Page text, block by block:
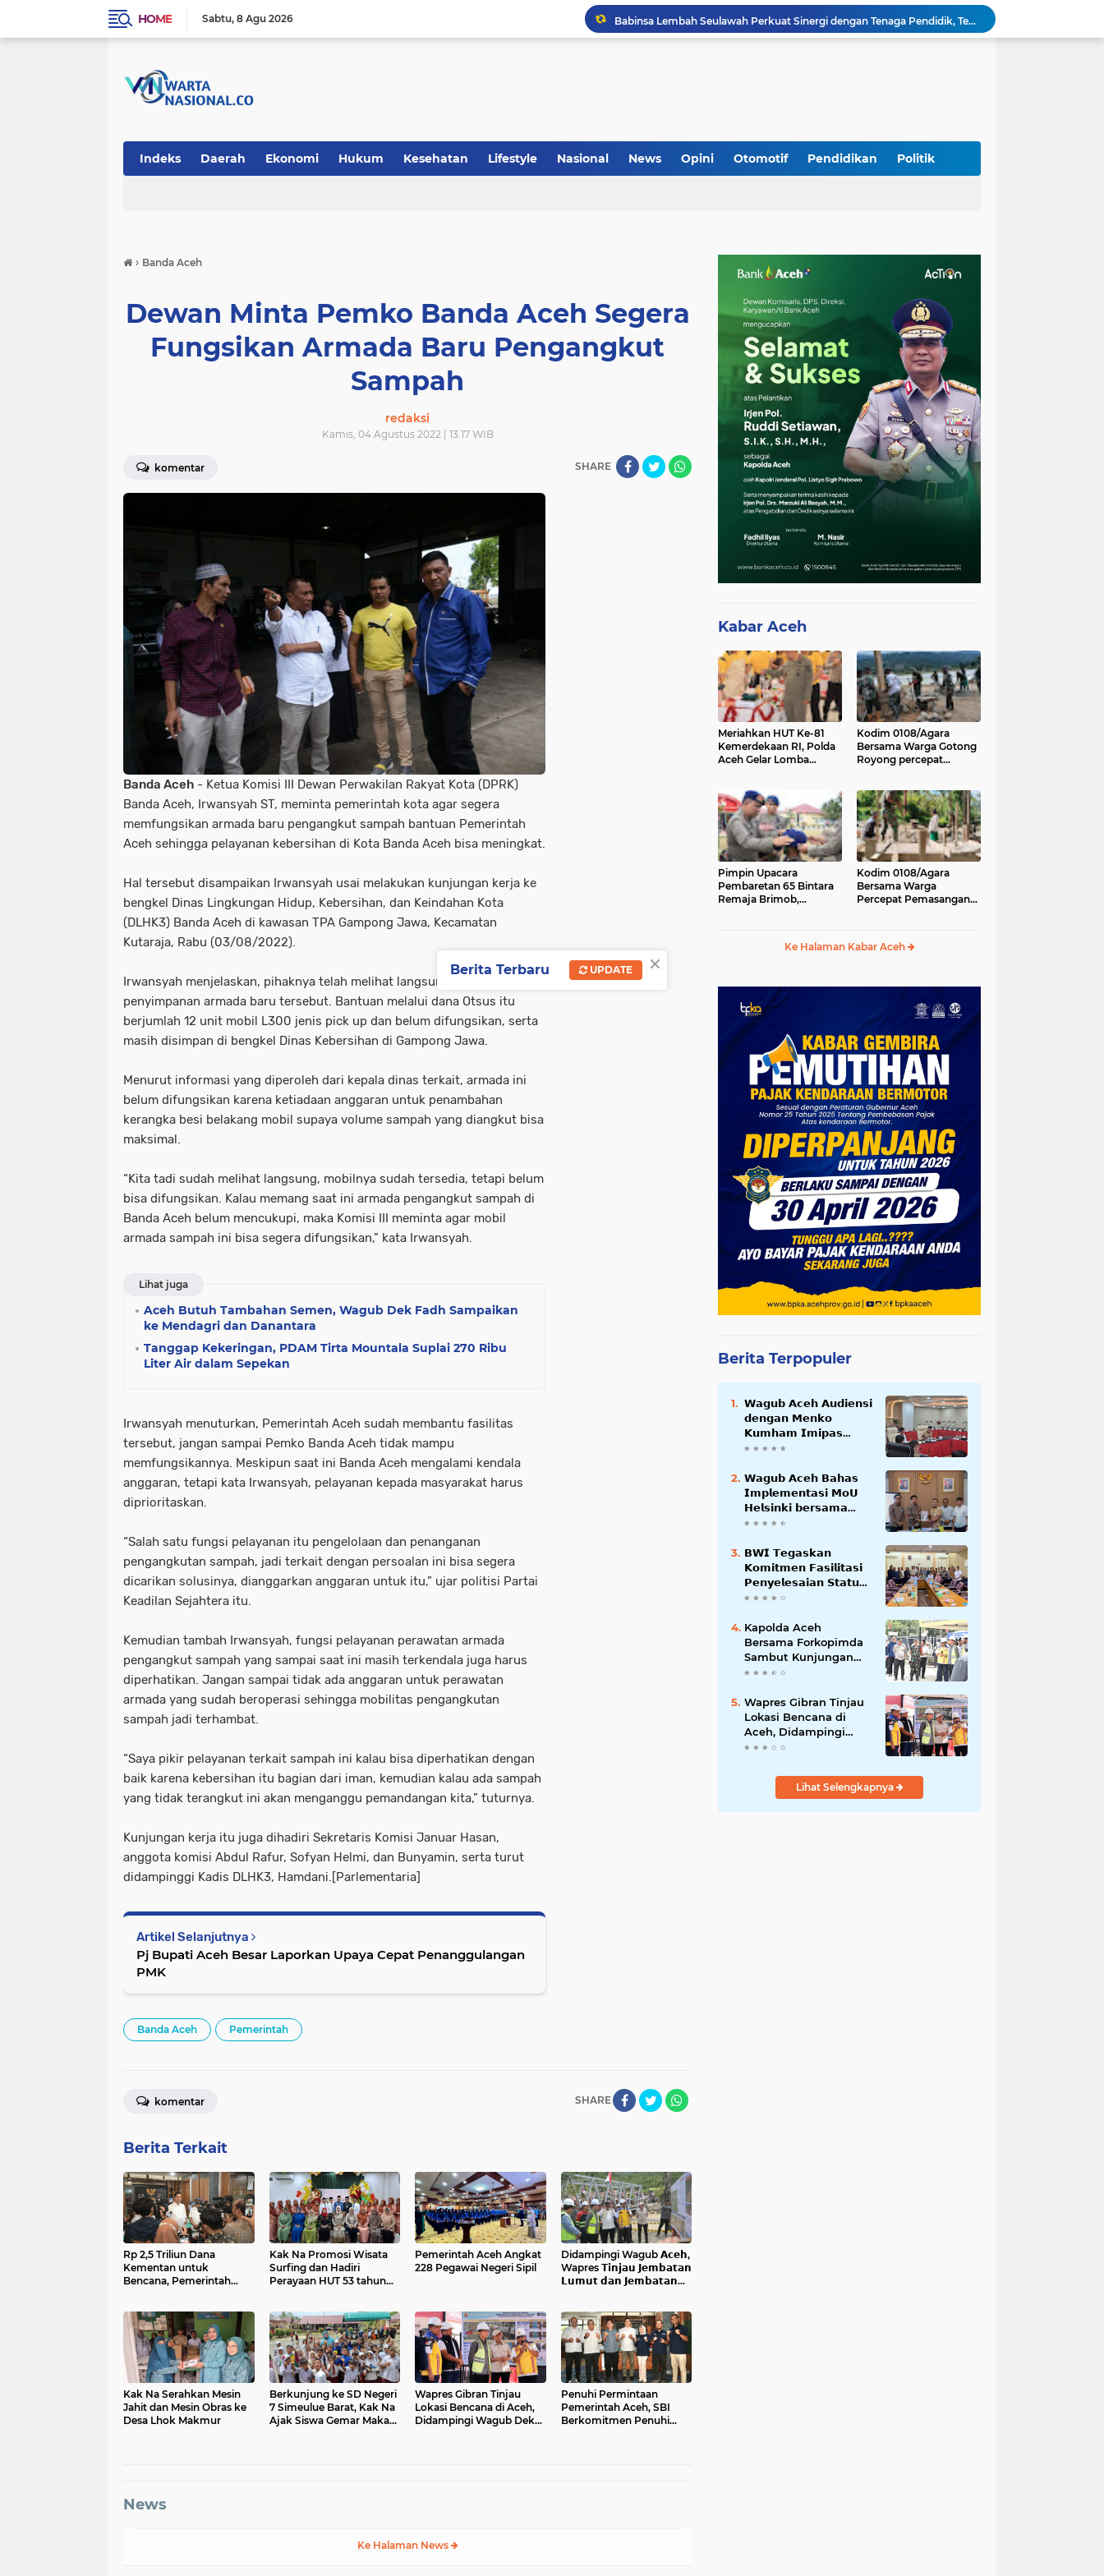
HOME Sabtu 8 Agu 2026
Perkuat Kamtibmas, Babinsa Kuta Cot Glie Aktif Komsos Ajak Warga Jaga Ketertiban Desa
Meriahkan HUT Ke-81 Kemerdekaan RI, Polda Aceh Gelar Lomba Memasak Nasi Goreng dan Aneka Minuman
Indeks Daerah Ekonomi Hukum Kesehatan Lifestyle Nasional News Opini Otomotif Pendidikan Politik
› Banda Aceh
Dewan Minta Pemko Banda Aceh Segera
Fungsikan Armada Baru Pengangkut
Sampah
redaksi
Kamis, 04 Agustus 2022 | 13.17 WIB
komentar SHARE
Banda Aceh - Ketua Komisi III Dewan Perwakilan Rakyat Kota (DPRK)
Banda Aceh, Irwansyah ST, meminta pemerintah kota agar segera
memfungsikan armada baru pengangkut sampah bantuan Pemerintah
Aceh sehingga pelayanan kebersihan di Kota Banda Aceh bisa meningkat.
Hal tersebut disampaikan Irwansyah usai melakukan kunjungan kerja ke
bengkel Dinas Lingkungan Hidup, Kebersihan, dan Keindahan Kota
(DLHK3) Banda Aceh di kawasan TPA Gampong Jawa, Kecamatan
Kutaraja, Rabu (03/08/2022).
Irwansyah menjelaskan, pihaknya telah melihat langsung tempat
penyimpanan armada baru tersebut. Bantuan melalui dana Otsus itu
berjumlah 12 unit mobil L300 jenis pick up dan belum difungsikan, serta
masih disimpan di bengkel Dinas Kebersihan di Gampong Jawa.
Menurut informasi yang diperoleh dari kepala dinas terkait, armada ini
belum difungsikan karena ketiadaan anggaran untuk penambahan
kerangka besi belakang mobil supaya volume sampah yang diangkut bisa
maksimal.
“Kita tadi sudah melihat langsung, mobilnya sudah tersedia, tetapi belum
bisa difungsikan. Kalau memang saat ini armada pengangkut sampah di
Banda Aceh belum mencukupi, maka Komisi III meminta agar mobil
armada sampah ini bisa segera difungsikan,” kata Irwansyah.
Lihat juga
Aceh Butuh Tambahan Semen, Wagub Dek Fadh Sampaikan
ke Mendagri dan Danantara
Tanggap Kekeringan, PDAM Tirta Mountala Suplai 270 Ribu
Liter Air dalam Sepekan
Irwansyah menuturkan, Pemerintah Aceh sudah membantu fasilitas
tersebut, jangan sampai Pemko Banda Aceh tidak mampu
memfungsikannya. Meskipun saat ini Banda Aceh mengalami kendala
anggaran, tetapi kata Irwansyah, pelayanan kepada masyarakat harus
diprioritaskan.
“Salah satu fungsi pelayanan itu pengelolaan dan penanganan
pengangkutan sampah, jadi terkait dengan persoalan ini bisa segera
dicarikan solusinya, dianggarkan anggaran untuk itu,” ujar politisi Partai
Keadilan Sejahtera itu.
Kemudian tambah Irwansyah, fungsi pelayanan perawatan armada
pengangkut sampah yang sampai saat ini masih terkendala juga harus
diperhatikan. Jangan sampai tidak ada anggaran untuk perawatan
armada yang sudah beroperasi sehingga mobilitas pengangkutan
sampah jadi terhambat.
“Saya pikir pelayanan terkait sampah ini kalau bisa diperhatikan dengan
baik karena kebersihan itu bagian dari iman, kemudian kalau ada sampah
yang tidak terangkut ini akan menganggu pemandangan kita,” tuturnya.
Kunjungan kerja itu juga dihadiri Sekretaris Komisi Januar Hasan,
anggota komisi Abdul Rafur, Sofyan Helmi, dan Bunyamin, serta turut
didampinggi Kadis DLHK3, Hamdani.[Parlementaria]
Artikel Selanjutnya
Pj Bupati Aceh Besar Laporkan Upaya Cepat Penanggulangan
PMK
Banda Aceh Pemerintah
SHARE
komentar
Berita Terkait
Rp 2,5 Triliun Dana
Kementan untuk
Bencana, Pemerintah
Kak Na Promosi Wisata
Surfing dan Hadiri
Perayaan HUT 53 tahun
Pemerintah Aceh Angkat
228 Pegawai Negeri Sipil
Didampingi Wagub 𝗔𝗰𝗲𝗵,
Wapres 𝗧𝗶𝗻𝗷𝗮𝘂 𝗝𝗲𝗺𝗯𝗮𝘁𝗮𝗻
𝗟𝘂𝗺𝘂𝘁 𝗱𝗮𝗻 𝗝𝗲𝗺𝗯𝗮𝘁𝗮𝗻
Kak Na Serahkan Mesin
Jahit dan Mesin Obras ke
Desa Lhok Makmur
Berkunjung ke SD Negeri
7 Simeulue Barat, Kak Na
Ajak Siswa Gemar Makan
Wapres Gibran Tinjau
Lokasi Bencana di Aceh,
Didampingi Wagub Dek
Penuhi Permintaan
Pemerintah Aceh, SBI
Berkomitmen Penuhi
News
Ke Halaman News
Kabar Aceh
Meriahkan HUT Ke-81
Kemerdekaan RI, Polda
Aceh Gelar Lomba
Kodim 0108/Agara
Bersama Warga Gotong
Royong percepat
Desa Gulo Aceh
Tenggara
Pimpin Upacara
Pembaretan 65 Bintara
Remaja Brimob,
Kodim 0108/Agara
Bersama Warga
Percepat Pemasangan
Ke Halaman Kabar Aceh
Berita Terpopuler
𝗪𝗮𝗴𝘂𝗯 𝗔𝗰𝗲𝗵 𝗔𝘂𝗱𝗶𝗲𝗻𝘀𝗶
𝗱𝗲𝗻𝗴𝗮𝗻 𝗠𝗲𝗻𝗸𝗼
𝗞𝘂𝗺𝗵𝗮𝗺 𝗜𝗺𝗶𝗽𝗮𝘀
𝗧𝗲𝗿𝗸𝗮𝗶𝘁 𝗦𝘁𝗮𝘁𝘂𝘀 𝗪𝗮𝗸𝗮𝗳
𝗪𝗮𝗴𝘂𝗯 𝗔𝗰𝗲𝗵 𝗕𝗮𝗵𝗮𝘀
𝗜𝗺𝗽𝗹𝗲𝗺𝗲𝗻𝘁𝗮𝘀𝗶 𝗠𝗼𝗨
𝗛𝗲𝗹𝘀𝗶𝗻𝗸𝗶 𝗯𝗲𝗿𝘀𝗮𝗺𝗮
𝗦𝗲𝗸𝗿𝗲𝘁𝗮𝗿𝗶𝗮𝘁 𝗡𝗲𝗴𝗮𝗿𝗮
𝗕𝗪𝗜 𝗧𝗲𝗴𝗮𝘀𝗸𝗮𝗻
𝗞𝗼𝗺𝗶𝘁𝗺𝗲𝗻 𝗙𝗮𝘀𝗶𝗹𝗶𝘁𝗮𝘀𝗶
𝗣𝗲𝗻𝘆𝗲𝗹𝗲𝘀𝗮𝗶𝗮𝗻 𝗦𝘁𝗮𝘁𝘂𝘀
𝗪𝗮𝗸𝗮𝗳 𝗕𝗹𝗮𝗻𝗴 𝗣𝗮𝗱𝗮𝗻𝗴
Kapolda Aceh
Bersama Forkopimda
Sambut Kunjungan
Kerja Wakil Presiden
Bireuen
Wapres Gibran Tinjau
Lokasi Bencana di
Aceh, Didampingi
Wagub Dek Fadh
Lihat Selengkapnya
×
Berita Terbaru UPDATE